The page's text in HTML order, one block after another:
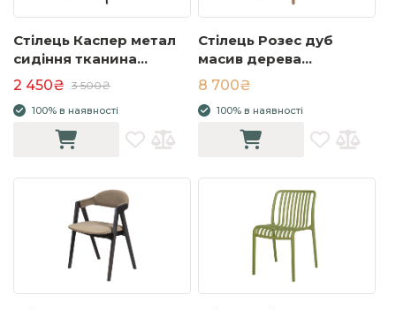
Стілець Каспер метал
сидіння тканина
505x535x810 світло-
сірий
2 450₴ 3 500₴
100% в наявності
Стілець Розес дуб
масив дерева
580x560x805 тканина
бежева
8 700₴
100% в наявності